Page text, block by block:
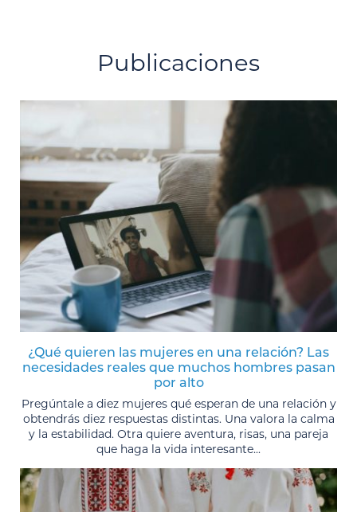
Publicaciones
¿Qué quieren las mujeres en una relación? Las
necesidades reales que muchos hombres pasan
por alto
Pregúntale a diez mujeres qué esperan de una relación y
obtendrás diez respuestas distintas. Una valora la calma
y la estabilidad. Otra quiere aventura, risas, una pareja
que haga la vida interesante...